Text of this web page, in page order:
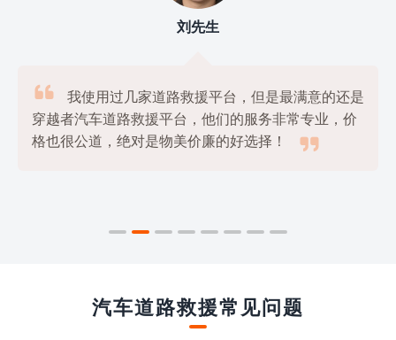
刘先生

我使用过几家道路救援平台，但是最满意的还是
穿越者汽车道路救援平台，他们的服务非常专业，价
格也很公道，绝对是物美价廉的好选择！

汽车道路救援常见问题